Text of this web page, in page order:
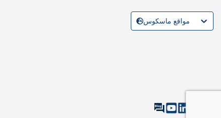
مواقع ماسكوس